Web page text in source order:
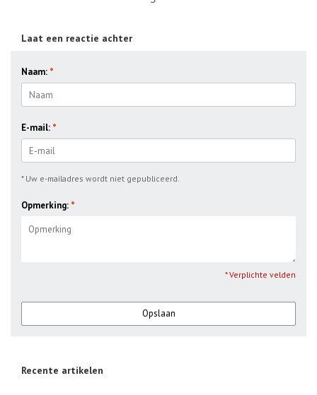
Laat een reactie achter
Naam: *
E-mail: *
* Uw e-mailadres wordt niet gepubliceerd.
Opmerking: *
* Verplichte velden
Opslaan
Recente artikelen